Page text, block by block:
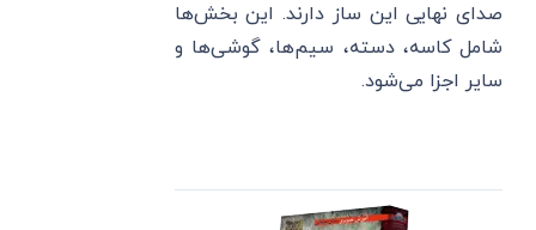
صدای نهایی این ساز دارند. این بخش‌ها
شامل کاسه، دسته، سیم‌ها، گوشی‌ها و
سایر اجزا می‌شود.